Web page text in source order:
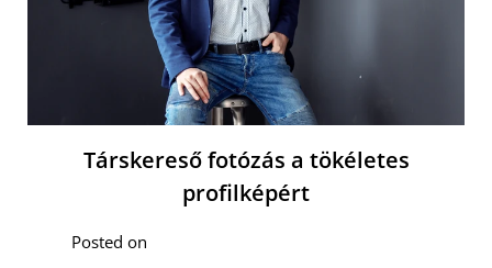
Társkereső fotózás a tökéletes
profilképért
Posted on